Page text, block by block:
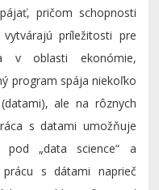
pričom schopnosti
príležitosti pre
v oblasti ekonómie,
program spája niekoľko
ale na rôznych
s datami umožňuje
„data science“ a
s dátami naprieč